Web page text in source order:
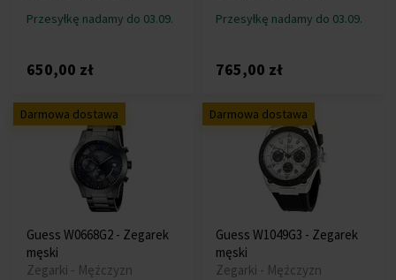
Przesyłkę nadamy do 03.09.
650,00 zł
Przesyłkę nadamy do 03.09.
765,00 zł
Darmowa dostawa
Guess W0668G2 - Zegarek
męski
Zegarki - Mężczyzn
Darmowa dostawa
Guess W1049G3 - Zegarek
męski
Zegarki - Mężczyzn